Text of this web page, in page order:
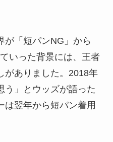
「短パンNG」から
いった背景には、王者
がありました。2018年
う」とウッズが語った
は翌年から短パン着用